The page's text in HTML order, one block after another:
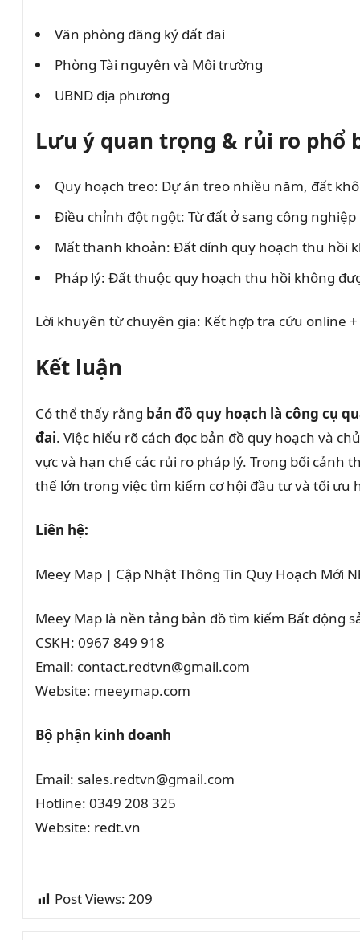
Văn phòng đăng ký đất đai
Phòng Tài nguyên và Môi trường
UBND địa phương
Lưu ý quan trọng & rủi ro phổ
Quy hoạch treo: Dự án treo nhiều năm, đất
Điều chỉnh đột ngột: Từ đất ở sang công
Mất thanh khoản: Đất dính quy hoạch thu hồi
Pháp lý: Đất thuộc quy hoạch thu hồi không
Lời khuyên từ chuyên gia: Kết hợp tra cứu online
Kết luận
Có thể thấy rằng bản đồ quy hoạch là công cụ
đai. Việc hiểu rõ cách đọc bản đồ quy hoạch và
vực và hạn chế các rủi ro pháp lý. Trong bối
thế lớn trong việc tìm kiếm cơ hội đầu tư và tối ưu
Liên hệ:
Meey Map | Cập Nhật Thông Tin Quy Hoạch Mới
Meey Map là nền tảng bản đồ tìm kiếm Bất động
CSKH: 0967 849 918
Email: contact.redtvn@gmail.com
Website: meeymap.com
Bộ phận kinh doanh
Email: sales.redtvn@gmail.com
Hotline: 0349 208 325
Website: redt.vn
Post Views: 209